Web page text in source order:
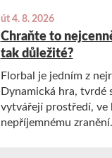
út 4. 8. 2026
Chraňte to
tak důležité?
Florbal je jedním z
Dynamická hra, tvrdé
vytvářejí prostředí, ve
nepříjemnému